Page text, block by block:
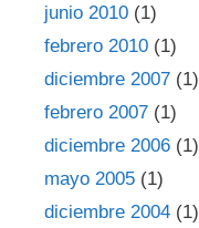
junio 2010 (1)
febrero 2010 (1)
diciembre 2007 (1)
febrero 2007 (1)
diciembre 2006 (1)
mayo 2005 (1)
diciembre 2004 (1)